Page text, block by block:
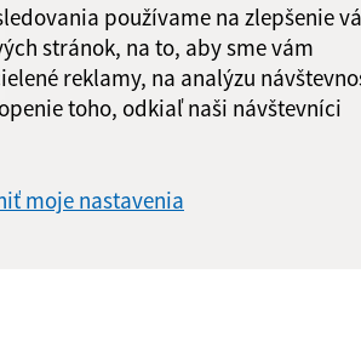
používame na zlepšenie
stránok, na to, aby sme vám
reklamy, na analýzu
toho, odkiaľ naši návštevníci
moje nastavenia
Obedňajšia prestávka:12:00